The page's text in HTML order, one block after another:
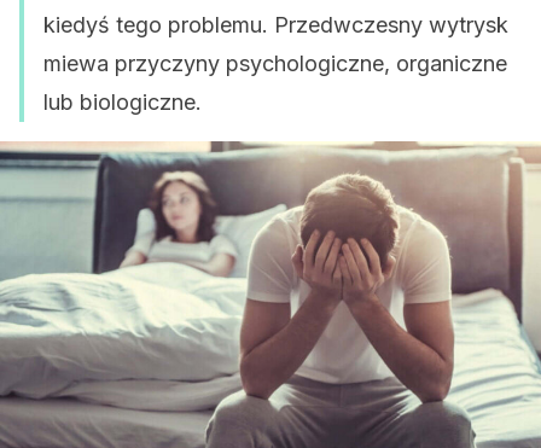
kiedyś tego problemu. Przedwczesny wytrysk
miewa przyczyny psychologiczne, organiczne
lub biologiczne.